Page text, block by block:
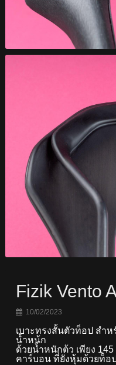
Fizik Vento
10/02/2023
เบาะทรงสั้นตัวท็อป สำ
น้ำหน้ก
ด้วยน้ำหนักต้ว เพียง
คาร์บอน ที่ยังหุ้มด้วยท็อ